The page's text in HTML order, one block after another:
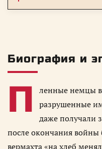
Биография и
П
ленные немцы в
разрушенные
даже получали
после окончания
вермахта «на хлеб